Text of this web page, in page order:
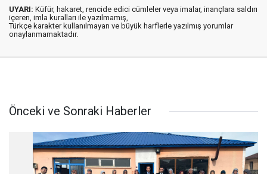
UYARI: Küfür, hakaret, rencide edici cümleler veya imalar, inançlara saldırı
içeren, imla kuralları ile yazılmamış,
Türkçe karakter kullanılmayan ve büyük harflerle yazılmış yorumlar
onaylanmamaktadır.
Önceki ve Sonraki Haberler